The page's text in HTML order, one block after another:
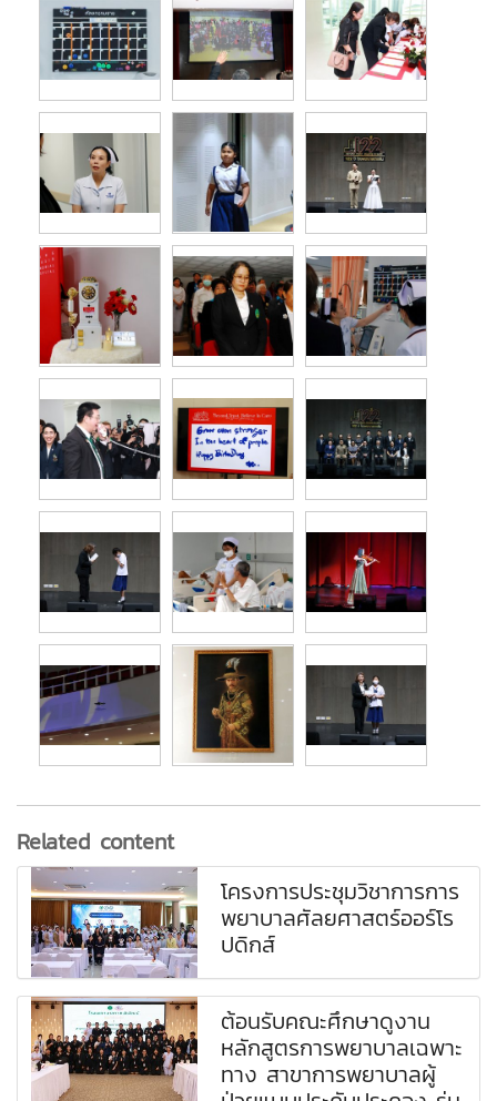
Related content
โครงการประชุมวิชาการการ
พยาบาลศัลยศาสตร์ออร์โร
ปดิกส์
ต้อนรับคณะศึกษาดูงาน
หลักสูตรการพยาบาลเฉพาะ
ทาง สาขาการพยาบาลผู้